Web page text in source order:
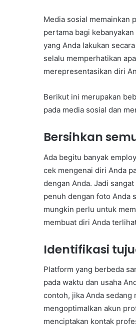
Media sosial memainkan
pertama bagi
yang Anda lakukan
selalu memperhatikan
merepresentasikan diri
Berikut ini merupakan
pada media sosial dan
Bersihkan
Ada begitu banyak
cek mengenai diri Anda
dengan Anda. Jadi
penuh dengan foto Anda
mungkin perlu untuk
membuat diri Anda
Identifikasi
Platform yang berbeda
pada waktu dan usaha
contoh, jika Anda
mengoptimalkan akun
menciptakan kontak